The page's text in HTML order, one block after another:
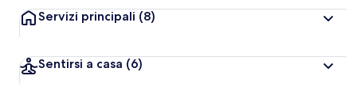
Servizi principali (8)
Sentirsi a casa (6)